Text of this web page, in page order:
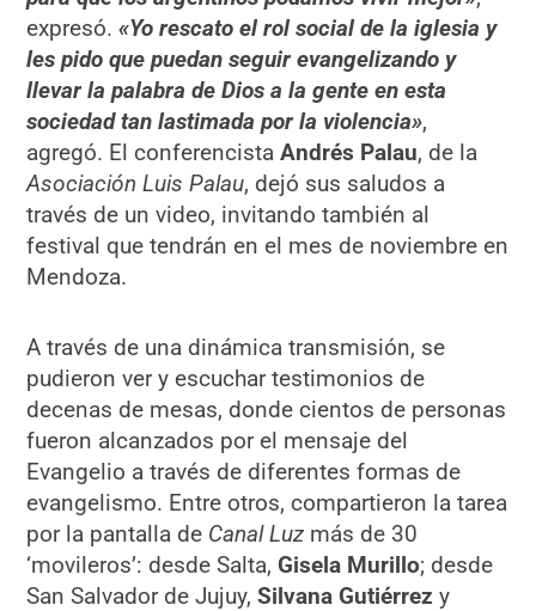
expresó.«Yo rescato el rol social de la iglesia y
les pido que puedan seguir evangelizando y
llevar la palabra de Dios a la gente en esta
sociedad tan lastimada por la violencia»,
agregó. El conferencistaAndrés Palau, de la
Asociación Luis Palau, dejó sus saludos a
través de un video, invitando también al
festival que tendrán en el mes de noviembre en
Mendoza.
A través de una dinámica transmisión, se
pudieron ver y escuchar testimonios de
decenas de mesas, donde cientos de personas
fueron alcanzados por el mensaje del
Evangelio a través de diferentes formas de
evangelismo. Entre otros, compartieron la tarea
por la pantalla de Canal Luz más de 30
‘movileros’: desde Salta, Gisela Murillo; desde
San Salvador de Jujuy,Silvana Gutiérrez y